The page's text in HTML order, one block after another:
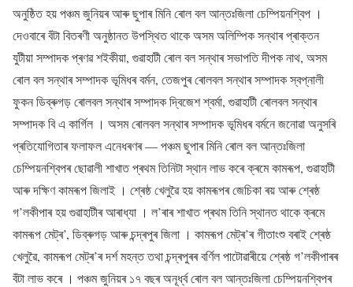
অনুষ্ঠিত হয় পঞ্চম জুনিয়ৰ আৰু ছুপাৰ মিনি ৰোল বল আন্তঃজিলা চেম্পিয়নশ্বিপ ।
দেওবাৰে বঁটা বিতৰণী অনুষ্ঠানত উপস্থিত থাকে অসম অলিম্পিক সন্থাৰ প্ৰাক্তন
যুটীয়া সম্পাদক প্ৰণৱ শ‌ইকীয়া, গুৱাহাটী ৰোল বল সন্থাৰ সভাপতি দীপক নাথ, অসম
ৰোল বল সন্থাৰ সম্পাদক ভূমিধৰ বৰ্মন, তেজপুৰ ৰোলবল সন্থাৰ সম্পাদক স্বপ্নালী
ফুকন ডিব্ৰুগড় ৰোলবল সন্থাৰ সম্পাদক দ্বিজেশ শ্বৰ্মা, গুৱাহাটী ৰোলবল সন্থাৰ
সম্পাদক বি এ কাৰ্গিল । অসম ৰোলবল সন্থাৰ সম্পাদক ভূমিধৰ বৰ্মনে জনোৱা অনুসৰি
প্ৰতিযোগিতাৰ ফলাফল এনেধৰণৰ — পঞ্চম ছুপাৰ মিনি ৰোল বল আন্তঃজিলা
চেম্পিয়নশ্বিপৰ ছোৱালী শাখাত প্ৰথম তিনিটা স্থান লাভ কৰে ক্ৰমে কামৰূপ, গুৱাহাটী
আৰু দক্ষিণ কামৰূপ জিলাই । শ্ৰেষ্ঠ খেলুৱৈ হয় কামৰূপৰ জেচিকা ৰয় আৰু শ্ৰেষ্ঠ
গ’লকীপাৰ হয় গুৱাহাটীৰ আৰাধ্যা । ল’ৰাৰ শাখাত প্ৰথম তিনি স্থানত থাকে ক্ৰমে
কামৰূপ মেট্ৰ’, ডিব্ৰুগড় আৰু চন্দ্ৰপুৰ জিলা । কামৰূপ মেট্ৰ’ৰ গীতাংশু বৰাই শ্ৰেষ্ঠ
খেলুৱৈ, কামৰূপ মেট্ৰ’ৰ দৰ্শ মহন্ত তথা চন্দ্ৰপুৰৰ বৰ্ণিল পাটোৱাৰীয়ে শ্ৰেষ্ঠ গ’লকীপাৰৰ
বঁটা লাভ কৰে । পঞ্চম জুনিয়ৰ ১৭ বছৰ অনূৰ্ধ্ব ৰোল বল আন্তঃজিলা চেম্পিয়নশ্বিপৰ